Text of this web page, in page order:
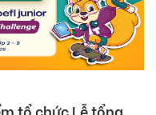
tổ chức Lễ tổng